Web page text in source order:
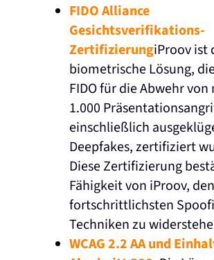
FIDO Alliance
Gesichtsverifikations-
ZertifizierungiProov ist
biometrische Lösung,
FIDO für die Abwehr von
1.000
einschließlich
Deepfakes, zertifiziert
Diese Zertifizierung
Fähigkeit von iProov, den
fortschrittlichsten
Techniken zu
WCAG 2.2 AA und